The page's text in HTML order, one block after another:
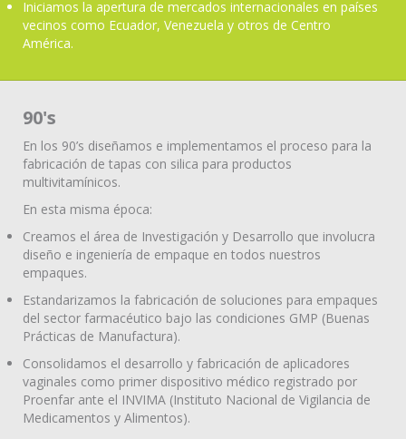
Iniciamos la apertura de mercados internacionales en países
vecinos como Ecuador, Venezuela y otros de Centro
América.
90's
En los 90’s diseñamos e implementamos el proceso para la
fabricación de tapas con silica para productos
multivitamínicos.
En esta misma época:
Creamos el área de Investigación y Desarrollo que involucra
diseño e ingeniería de empaque en todos nuestros
empaques.
Estandarizamos la fabricación de soluciones para empaques
del sector farmacéutico bajo las condiciones GMP (Buenas
Prácticas de Manufactura).
Consolidamos el desarrollo y fabricación de aplicadores
vaginales como primer dispositivo médico registrado por
Proenfar ante el INVIMA (Instituto Nacional de Vigilancia de
Medicamentos y Alimentos).